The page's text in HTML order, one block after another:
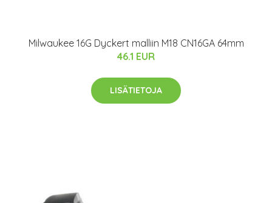
Milwaukee 16G Dyckert malliin M18 CN16GA 64mm
46.1 EUR
LISÄTIETOJA